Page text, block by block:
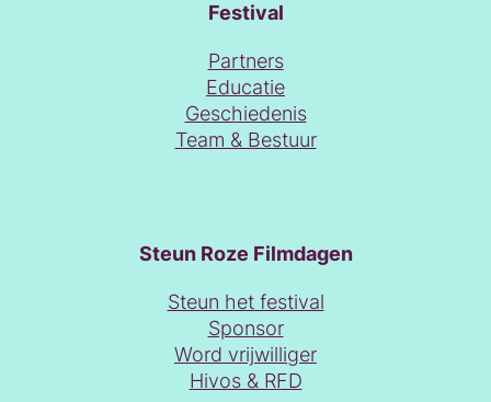
Festival
Partners
Educatie
Geschiedenis
Team & Bestuur
Steun Roze Filmdagen
Steun het festival
Sponsor
Word vrijwilliger
Hivos & RFD